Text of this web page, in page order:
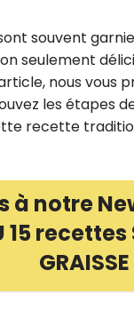
souvent
seulement
nous vous
les étapes
recette
à notre
15 recettes